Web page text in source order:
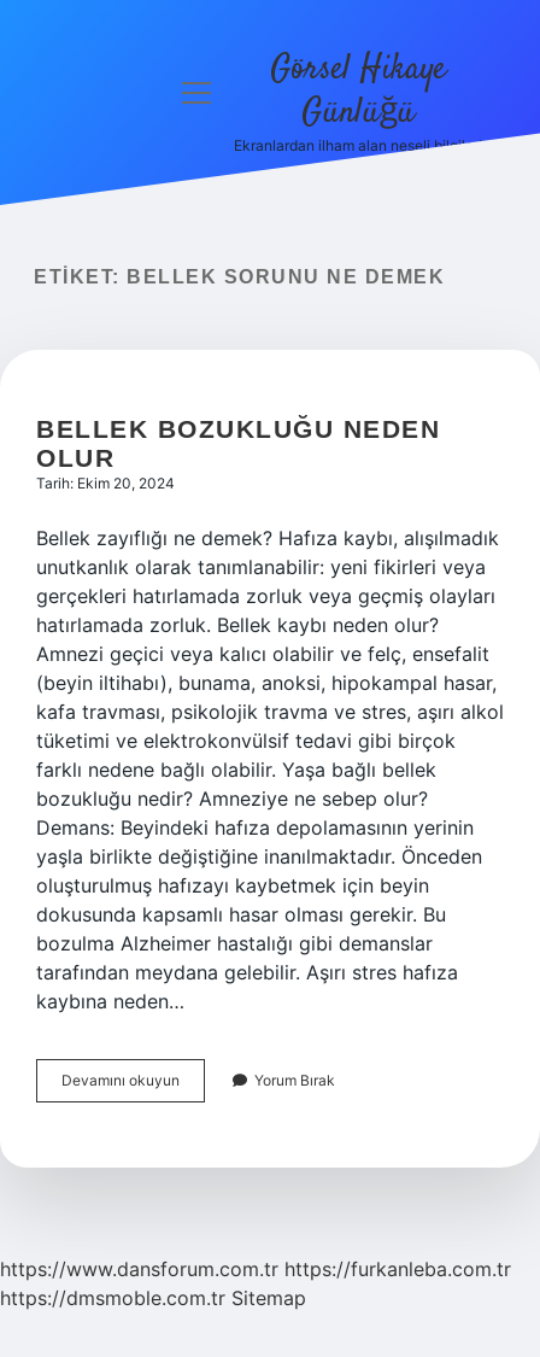
menüyü
Görsel Hikaye
Günlüğü
Ekranlardan ilham alan neşeli bilgiler!
ETIKET: BELLEK SORUNU NE DEMEK
BELLEK BOZUKLUĞU NEDEN
OLUR
Tarih: Ekim 20, 2024
Bellek zayıflığı ne demek? Hafıza kaybı, alışılmadık
unutkanlık olarak tanımlanabilir: yeni fikirleri veya
gerçekleri hatırlamada zorluk veya geçmiş olayları
hatırlamada zorluk. Bellek kaybı neden olur?
Amnezi geçici veya kalıcı olabilir ve felç, ensefalit
(beyin iltihabı), bunama, anoksi, hipokampal hasar,
kafa travması, psikolojik travma ve stres, aşırı alkol
tüketimi ve elektrokonvülsif tedavi gibi birçok
farklı nedene bağlı olabilir. Yaşa bağlı bellek
bozukluğu nedir? Amneziye ne sebep olur?
Demans: Beyindeki hafıza depolamasının yerinin
yaşla birlikte değiştiğine inanılmaktadır. Önceden
oluşturulmuş hafızayı kaybetmek için beyin
dokusunda kapsamlı hasar olması gerekir. Bu
bozulma Alzheimer hastalığı gibi demanslar
tarafından meydana gelebilir. Aşırı stres hafıza
kaybına neden…
Devamını okuyun
Bozukluğu
Yorum Bırak
https://www.dansforum.com.tr https://furkanleba.com.tr
https://dmsmoble.com.tr Sitemap